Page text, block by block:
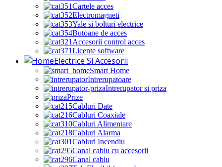
Cartele acces
Electromagneti
Yale si bolturi electrice
Butoane de acces
Accesorii control acces
Licente software
Electrice Si Accesorii
Smart Home
Intrerupatoare
Intrerupator si priza
Prize
Cabluri Date
Cabluri Coaxiale
Cabluri Alimentare
Cabluri Alarma
Cabluri Incendiu
Canal cablu cu accesorii
Canal cablu